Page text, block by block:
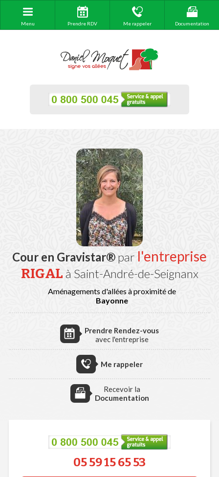
Menu Prendre RDV Me rappeler Documentation
Cour en Gravistar® par l'entreprise
RIGAL à Saint-André-de-Seignanx
Aménagements d'allées à proximité de
Bayonne
Prendre Rendez-vous
avec l'entreprise
Me rappeler
Recevoir la
Documentation
05 59 15 65 53